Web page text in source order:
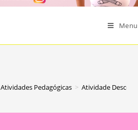
Menu
Atividades Pedagógicas > Atividade